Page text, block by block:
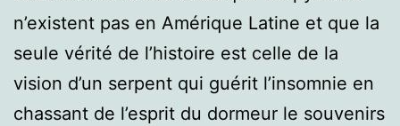
n’existent pas en Amérique Latine et que la
seule vérité de l’histoire est celle de la
vision d’un serpent qui guérit l’insomnie en
chassant de l’esprit du dormeur le souvenirs